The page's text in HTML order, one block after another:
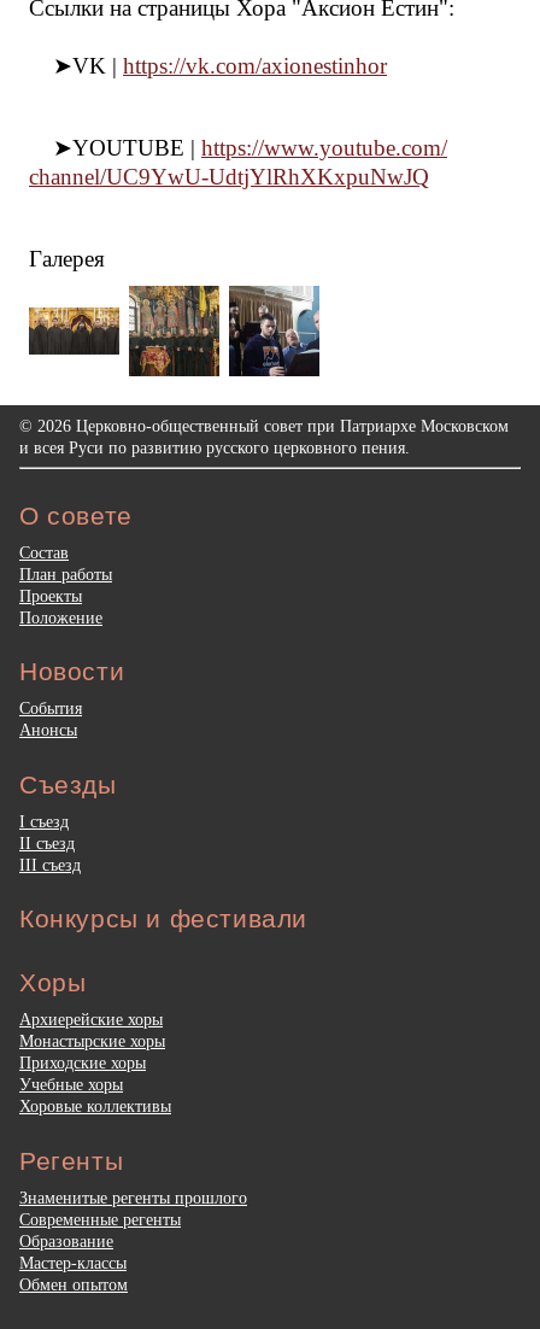
Ссылки на страницы Хора "Аксион Естин":
➤VK | https://vk.com/axionestinhor
➤YOUTUBE | https://www.youtube.com/
channel/UC9YwU-UdtjYlRhXKxpuNwJQ
Галерея
© 2026 Церковно-общественный совет при Патриархе Московском
и всея Руси по развитию русского церковного пения.
О совете
Состав
План работы
Проекты
Положение
Новости
События
Анонсы
Съезды
I съезд
II съезд
III съезд
Конкурсы и фестивали
Хоры
Архиерейские хоры
Монастырские хоры
Приходские хоры
Учебные хоры
Хоровые коллективы
Регенты
Знаменитые регенты прошлого
Современные регенты
Образование
Мастер-классы
Обмен опытом